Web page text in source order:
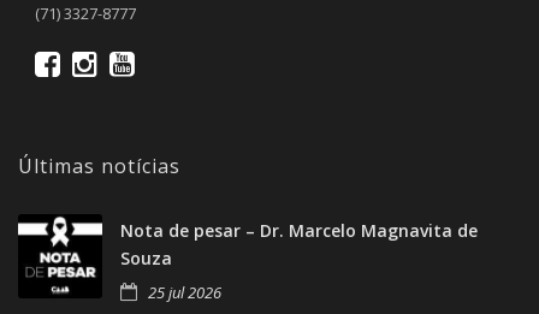
(71) 3327-8777
Últimas notícias
Nota de pesar – Dr. Marcelo Magnavita de
Souza
25 jul 2026